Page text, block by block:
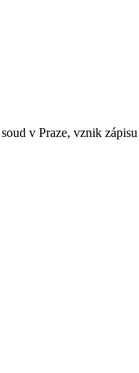
v Praze, vznik zápisu